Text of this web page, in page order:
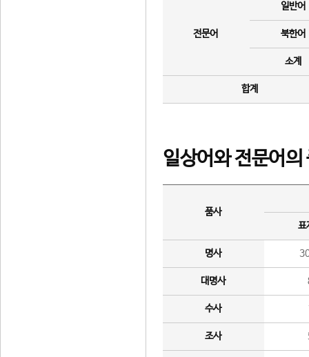
전문어
일반어
북한어
소계
합계
일상어와 전문어의
품사
표
명사
대명사
수사
조사